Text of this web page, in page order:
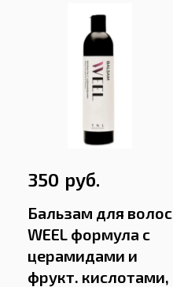
350 руб.
Бальзам для волос
WEEL формула с
церамидами и
фрукт. кислотами,